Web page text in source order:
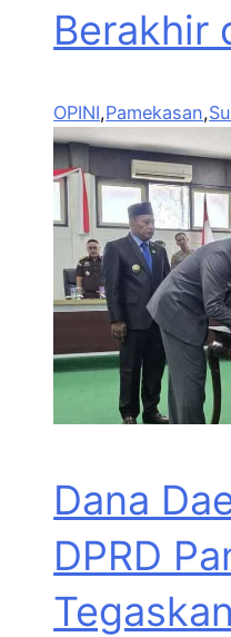
Berakhir
OPINI,Pamekasan,
Dana
DPRD